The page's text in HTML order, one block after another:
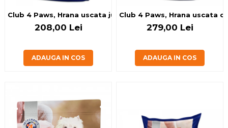
Club 4 Paws, Hrana uscata juniori de talie mare, cu pui,
208,00 Lei
ADAUGA IN COS
Club 4 Paws, Hrana uscata
279,00 Lei
ADAUGA IN COS